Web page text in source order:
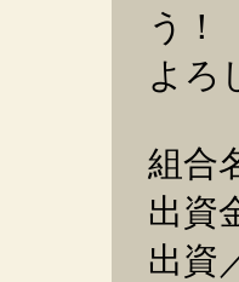
う！
よろ
組合
出資
出資